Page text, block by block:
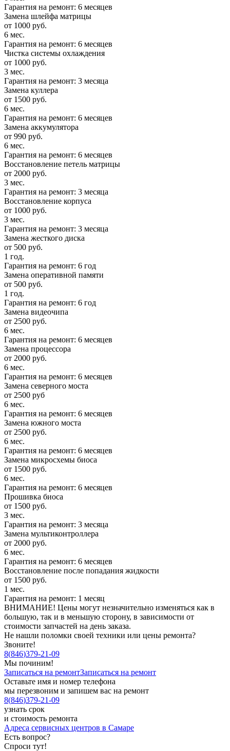
Гарантия на ремонт: 6 месяцев
Замена шлейфа матрицы
от 1000 руб.
6 мес.
Гарантия на ремонт: 6 месяцев
Чистка системы охлаждения
от 1000 руб.
3 мес.
Гарантия на ремонт: 3 месяца
Замена куллера
от 1500 руб.
6 мес.
Гарантия на ремонт: 6 месяцев
Замена аккумулятора
от 990 руб.
6 мес.
Гарантия на ремонт: 6 месяцев
Восстановление петель матрицы
от 2000 руб.
3 мес.
Гарантия на ремонт: 3 месяца
Восстановление корпуса
от 1000 руб.
3 мес.
Гарантия на ремонт: 3 месяца
Замена жесткого диска
от 500 руб.
1 год.
Гарантия на ремонт: 6 год
Замена оперативной памяти
от 500 руб.
1 год.
Гарантия на ремонт: 6 год
Замена видеочипа
от 2500 руб.
6 мес.
Гарантия на ремонт: 6 месяцев
Замена процессора
от 2000 руб.
6 мес.
Гарантия на ремонт: 6 месяцев
Замена северного моста
от 2500 руб
6 мес.
Гарантия на ремонт: 6 месяцев
Замена южного моста
от 2500 руб.
6 мес.
Гарантия на ремонт: 6 месяцев
Замена микросхемы биоса
от 1500 руб.
6 мес.
Гарантия на ремонт: 6 месяцев
Прошивка биоса
от 1500 руб.
3 мес.
Гарантия на ремонт: 3 месяца
Замена мультиконтроллера
от 2000 руб.
6 мес.
Гарантия на ремонт: 6 месяцев
Восстановление после попадания жидкости
от 1500 руб.
1 мес.
Гарантия на ремонт: 1 месяц
ВНИМАНИЕ! Цены могут незначительно изменяться как в
большую, так и в меньшую сторону, в зависимости от
стоимости запчастей на день заказа.
Не нашли поломки своей техники или цены ремонта?
Звоните!
8(846)379-21-09
Мы починим!
Записаться на ремонтЗаписаться на ремонт
Оставьте имя и номер телефона
мы перезвоним и запишем вас на ремонт
8(846)379-21-09
узнать срок
и стоимость ремонта
Адреса сервисных центров в Самаре
Есть вопрос?
Спроси тут!